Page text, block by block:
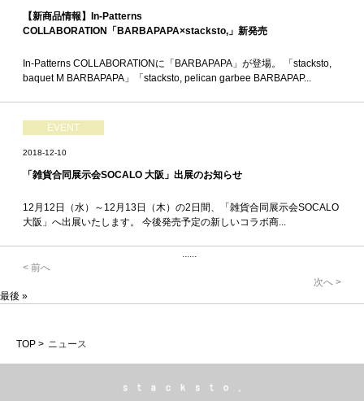
【新商品情報】In-Patterns
COLLABORATION「BARBAPAPA×stacksto,」新発売
In-Patterns COLLABORATIONに「BARBAPAPA」が登場。 「stacksto,
baquet M BARBAPAPA」「stacksto, pelican garbee BARBAPAP...
EVENT
2018-12-10
「雑貨合同展示会SOCALO 大阪」出展のお知らせ
12月12日（水）～12月13日（木）の2日間、「雑貨合同展示会SOCALO
大阪」へ出展いたします。 今後発売予定の新しいコラボ商...
< 前へ
......
次へ >
最後 »
TOP > ニュース